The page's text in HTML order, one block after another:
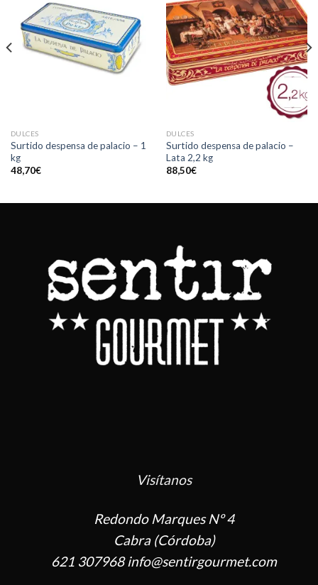
DULCES
Surtido despensa de palacio – 1
kg
48,70€
DULCES
Surtido despensa de palacio –
Lata 2,2 kg
88,50€
Visítanos
Redondo Marques Nº 4
Cabra (Córdoba)
621 307968 info@sentirgourmet.com